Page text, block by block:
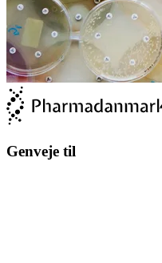
Genveje til